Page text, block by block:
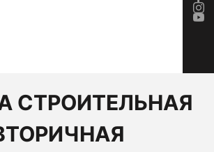
СТРОИТЕЛЬНАЯ